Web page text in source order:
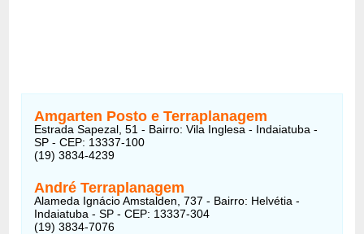
Amgarten Posto e Terraplanagem
Estrada Sapezal, 51 - Bairro: Vila Inglesa - Indaiatuba -
SP - CEP: 13337-100
(19) 3834-4239
André Terraplanagem
Alameda Ignácio Amstalden, 737 - Bairro: Helvétia -
Indaiatuba - SP - CEP: 13337-304
(19) 3834-7076